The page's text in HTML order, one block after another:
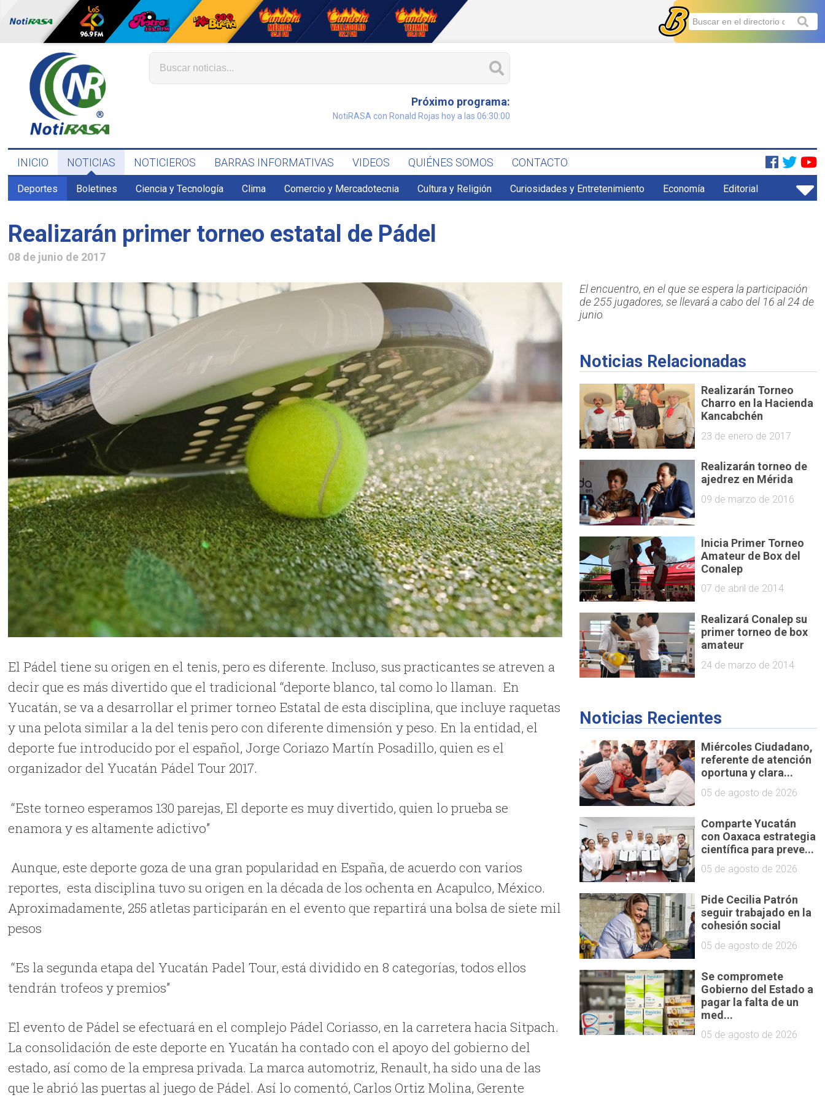
Próximo programa:
NotiRASA con Ronald Rojas hoy a las 06:30:00
INICIO NOTICIAS NOTICIEROS BARRAS INFORMATIVAS VIDEOS QUIÉNES SOMOS CONTACTO
Deportes Boletines Ciencia y Tecnología Clima Comercio y Mercadotecnia Cultura y Religión Curiosidades y Entretenimiento Economía Editorial
Realizarán primer torneo estatal de Pádel
08 de junio de 2017
El Pádel tiene su origen en el tenis, pero es diferente. Incluso, sus practicantes se atreven a
decir que es más divertido que el tradicional “deporte blanco, tal como lo llaman. En
Yucatán, se va a desarrollar el primer torneo Estatal de esta disciplina, que incluye raquetas
y una pelota similar a la del tenis pero con diferente dimensión y peso. En la entidad, el
deporte fue introducido por el español, Jorge Coriazo Martín Posadillo, quien es el
organizador del Yucatán Pádel Tour 2017.
“Este torneo esperamos 130 parejas, El deporte es muy divertido, quien lo prueba se
enamora y es altamente adictivo”
Aunque, este deporte goza de una gran popularidad en España, de acuerdo con varios
reportes, esta disciplina tuvo su origen en la década de los ochenta en Acapulco, México.
Aproximadamente, 255 atletas participarán en el evento que repartirá una bolsa de siete mil
pesos
“Es la segunda etapa del Yucatán Padel Tour, está dividido en 8 categorías, todos ellos
tendrán trofeos y premios”
El evento de Pádel se efectuará en el complejo Pádel Coriasso, en la carretera hacia Sitpach.
La consolidación de este deporte en Yucatán ha contado con el apoyo del gobierno del
estado, así como de la empresa privada. La marca automotriz, Renault, ha sido una de las
que le abrió las puertas al juego de Pádel. Así lo comentó, Carlos Ortiz Molina, Gerente
El encuentro, en el que se espera la participación
de 255 jugadores, se llevará a cabo del 16 al 24 de
junio
Noticias Relacionadas
Realizarán Torneo
Charro en la Hacienda
Kancabchén
23 de enero de 2017
Realizarán torneo de
ajedrez en Mérida
09 de marzo de 2016
Inicia Primer Torneo
Amateur de Box del
Conalep
07 de abril de 2014
Realizará Conalep su
primer torneo de box
amateur
24 de marzo de 2014
Noticias Recientes
Miércoles Ciudadano,
referente de atención
oportuna y clara...
05 de agosto de 2026
Comparte Yucatán
con Oaxaca estrategia
científica para preve...
05 de agosto de 2026
Pide Cecilia Patrón
seguir trabajado en la
cohesión social
05 de agosto de 2026
Se compromete
Gobierno del Estado a
pagar la falta de un
med...
05 de agosto de 2026